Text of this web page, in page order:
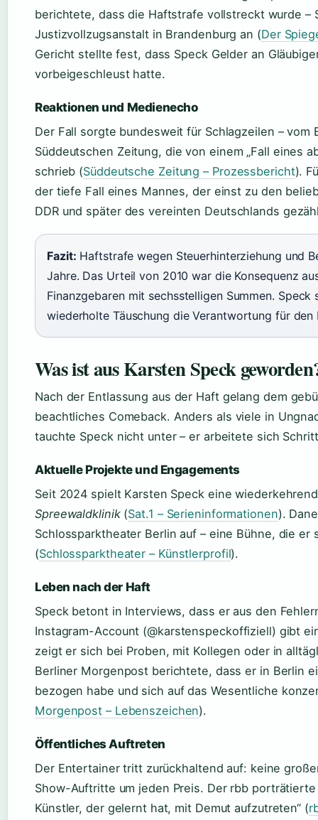
berichtete, dass die Haftstrafe vollstreckt wurde –
Justizvollzugsanstalt in Brandenburg an (Der
Gericht stellte fest, dass Speck Gelder an
vorbeigeschleust hatte.
Reaktionen und Medienecho
Der Fall sorgte bundesweit für Schlagzeilen – vom
Süddeutschen Zeitung, die von einem „Fall eines
schrieb (Süddeutsche Zeitung – Prozessbericht).
der tiefe Fall eines Mannes, der einst zu den
DDR und später des vereinten Deutschlands
Fazit: Haftstrafe wegen Steuerhinterziehung und
Jahre. Das Urteil von 2010 war die Konsequenz
Finanzgebaren mit sechsstelligen Summen.
wiederholte Täuschung die Verantwortung für den
Was ist aus Karsten Speck
Nach der Entlassung aus der Haft gelang dem
beachtliches Comeback. Anders als viele in
tauchte Speck nicht unter – er arbeitete sich
Aktuelle Projekte und Engagements
Seit 2024 spielt Karsten Speck eine
Spreewaldklinik(Sat.1 – Serieninformationen).
Schlossparktheater Berlin auf – eine Bühne, die er
(Schlossparktheater – Künstlerprofil).
Leben nach der Haft
Speck betont in Interviews, dass er aus den
Instagram-Account (@karstenspeckoffiziell) gibt
zeigt er sich bei Proben, mit Kollegen oder in
Berliner Morgenpost berichtete, dass er in Berlin
bezogen habe und sich auf das Wesentliche
Morgenpost – Lebenszeichen).
Öffentliches Auftreten
Der Entertainer tritt zurückhaltend auf: keine
Show-Auftritte um jeden Preis. Der rbb
Künstler, der gelernt hat, mit Demut aufzutreten“ (